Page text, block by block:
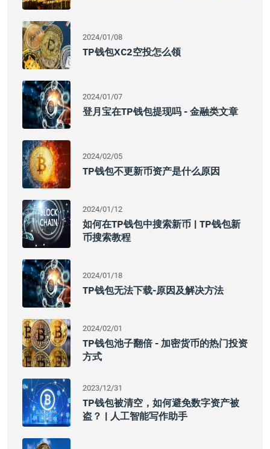
2024/01/08
TP钱包XC2空投怎么领
2024/01/07
登月宝在TP钱包提现吗 - 金融类文章
2024/02/05
TP钱包不更新币资产是什么原因
2024/01/12
如何在TP钱包中搜索新币 | TP钱包新
币搜索教程
2024/01/18
TP钱包无法下载-原因及解决方法
2024/02/01
TP钱包池子翻倍 - 加密货币的热门投资
方式
2023/12/31
TP钱包被清空，如何避免数字资产被
盗？ | 人工智能写作助手